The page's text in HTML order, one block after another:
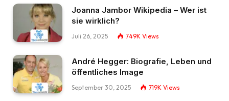
Joanna Jambor Wikipedia – Wer ist
sie wirklich?
Juli 26, 2025 749K Views
André Hegger: Biografie, Leben und
öffentliches Image
September 30, 2025 719K Views